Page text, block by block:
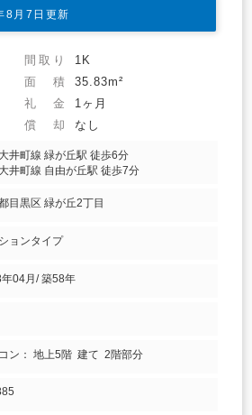
8月7日更新
間取り
1K
面 積
35.83m²
礼 金
1ヶ月
償 却 なし
井町線 緑が丘駅 徒歩6分
井町線 自由が丘駅 徒歩7分
目黒区 緑が丘2丁目
ョンタイプ
04月/ 築58年
ン： 地上5階 建て 2階部分